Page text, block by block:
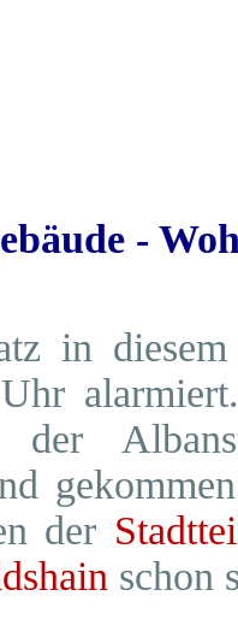
-
in
der
schon